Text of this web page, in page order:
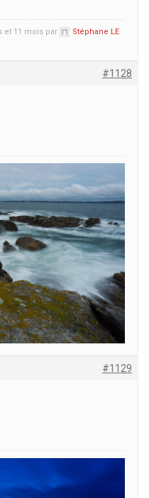
et 11 mois par
Stéphane LE
#1128
#1129